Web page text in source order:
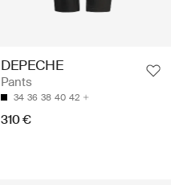
DEPECHE
Pants
34 36 38 40 42
310 €